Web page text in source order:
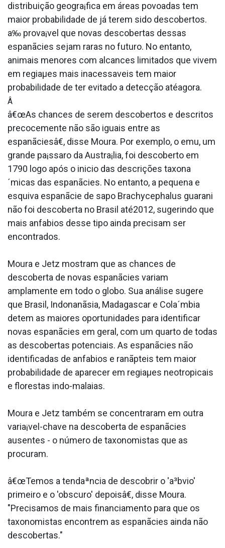
distribuição geogra¡fica em áreas povoadas tem
maior probabilidade de já terem sido descobertos.
a‰ prova¡vel que novas descobertas dessas
espanãcies sejam raras no futuro. No entanto,
animais menores com alcances limitados que vivem
em regiaµes mais inacessa­veis tem maior
probabilidade de ter evitado a detecção atéagora.
Â
â€œAs chances de serem descobertos e descritos
precocemente não são iguais entre as
espanãciesâ€, disse Moura. Por exemplo, o emu, um
grande pa¡ssaro da Austra¡lia, foi descoberto em
1790 logo após o ini­cio das descrições taxona
´micas das espanãcies. No entanto, a pequena e
esquiva espanãcie de sapo Brachycephalus guarani
não foi descoberta no Brasil até2012, sugerindo que
mais anfa­bios desse tipo ainda precisam ser
encontrados.
Moura e Jetz mostram que as chances de
descoberta de novas espanãcies variam
amplamente em todo o globo. Sua análise sugere
que Brasil, Indonanãsia, Madagascar e Cola´mbia
detem as maiores oportunidades para identificar
novas espanãcies em geral, com um quarto de todas
as descobertas potenciais. As espanãcies não
identificadas de anfa­bios e ranãpteis tem maior
probabilidade de aparecer em regiaµes neotropicais
e florestas indo-malaias.
Moura e Jetz também se concentraram em outra
varia¡vel-chave na descoberta de espanãcies
ausentes - o número de taxonomistas que as
procuram.
â€œTemos a tendaªncia de descobrir o 'a³bvio'
primeiro e o 'obscuro' depoisâ€, disse Moura.
"Precisamos de mais financiamento para que os
taxonomistas encontrem as espanãcies ainda não
descobertas."